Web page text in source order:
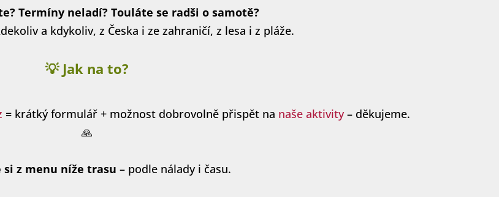
Termíny neladí? Touláte se radši o samotě?
a kdykoliv, z Česka i ze zahraničí, z lesa i z pláže.
💡 Jak na to?
= krátký formulář + možnost dobrovolně přispět na naše aktivity– děkujeme.
🙏
si z menu níže trasu – podle nálady i času.